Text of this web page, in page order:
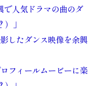
で人気ドラマの曲のダ
」
したダンス映像を余興
フィールムービーに楽